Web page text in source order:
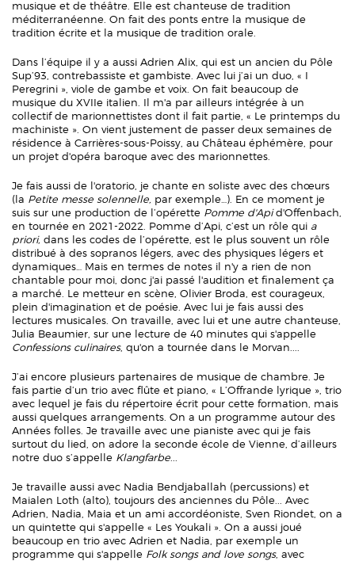
musique et de théâtre. Elle est chanteuse de tradition
méditerranéenne. On fait des ponts entre la musique de
tradition écrite et la musique de tradition orale.
Dans l’équipe il y a aussi Adrien Alix, qui est un ancien du Pôle
Sup’93, contrebassiste et gambiste. Avec lui j’ai un duo, « I
Peregrini », viole de gambe et voix. On fait beaucoup de
musique du XVIIe italien. Il m'a par ailleurs intégrée à un
collectif de marionnettistes dont il fait partie, « Le printemps du
machiniste ». On vient justement de passer deux semaines de
résidence à Carrières-sous-Poissy, au Château éphémère, pour
un projet d'opéra baroque avec des marionnettes.
Je fais aussi de l'oratorio, je chante en soliste avec des chœurs
(la Petite messe solennelle, par exemple…). En ce moment je
suis sur une production de l’opérette Pomme d'Apid'Offenbach,
en tournée en 2021-2022. Pomme d’Api, c’est un rôle qui a
priori, dans les codes de l’opérette, est le plus souvent un rôle
distribué à des sopranos légers, avec des physiques légers et
dynamiques… Mais en termes de notes il n'y a rien de non
chantable pour moi, donc j'ai passé l'audition et finalement ça
a marché. Le metteur en scène, Olivier Broda, est courageux,
plein d'imagination et de poésie. Avec lui je fais aussi des
lectures musicales. On travaille, avec lui et une autre chanteuse,
Julia Beaumier, sur une lecture de 40 minutes qui s'appelle
Confessions culinaires, qu'on a tournée dans le Morvan....
J’ai encore plusieurs partenaires de musique de chambre. Je
fais partie d’un trio avec flûte et piano, « L’Offrande lyrique », trio
avec lequel je fais du répertoire écrit pour cette formation, mais
aussi quelques arrangements. On a un programme autour des
Années folles. Je travaille avec une pianiste avec qui je fais
surtout du lied, on adore la seconde école de Vienne, d’ailleurs
notre duo s’appelle Klangfarbe...
Je travaille aussi avec Nadia Bendjaballah (percussions) et
Maialen Loth (alto), toujours des anciennes du Pôle... Avec
Adrien, Nadia, Maia et un ami accordéoniste, Sven Riondet, on a
un quintette qui s'appelle « Les Youkali ». On a aussi joué
beaucoup en trio avec Adrien et Nadia, par exemple un
programme qui s'appelle Folk songs and love songs, avec